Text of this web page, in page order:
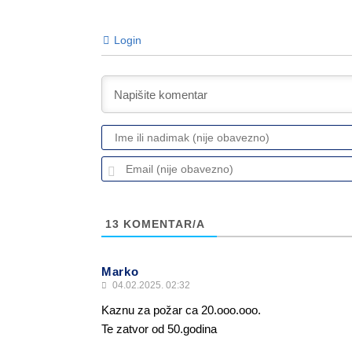
Login
13 KOMENTAR/A
Marko
04.02.2025. 02:32
Kaznu za požar ca 20.ooo.ooo.
Te zatvor od 50.godina